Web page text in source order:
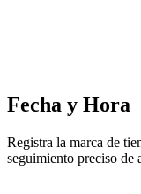
Fecha y Hora
Registra la marca de
seguimiento preciso de